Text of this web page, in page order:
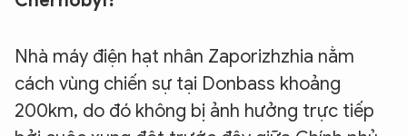
Nhà máy điện hạt nhân Zaporizhzhia nằm
cách vùng chiến sự tại Donbass khoảng
200km, do đó không bị ảnh hưởng trực tiếp